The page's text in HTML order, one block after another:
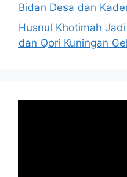
Bidan Desa dan
Husnul Khotimah
dan Qori Kuningan